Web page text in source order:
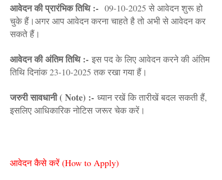
आवेदन की प्रारंभिक तिथि :- 09-10-2025 से आवेदन शुरू हो
चुके हैं।अगर आप आवेदन करना चाहते है तो अभी से आवेदन कर
सकते हैं।
आवेदन की अंतिम तिथि :- इस पद के लिए आवेदन करने की अंतिम
तिथि दिनांक 23-10-2025 तक रखा गया हैं।
जरुरी सावधानी ( Note) :- ध्यान रखें कि तारीखें बदल सकती हैं,
इसलिए आधिकारिक नोटिस जरूर चेक करें।
आवेदन कैसे करें (How to Apply)